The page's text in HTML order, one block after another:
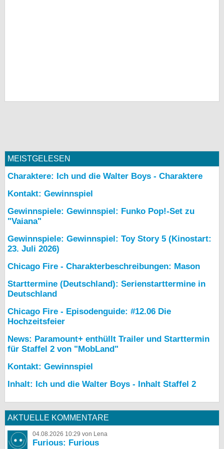
MEISTGELESEN
Charaktere: Ich und die Walter Boys - Charaktere
Kontakt: Gewinnspiel
Gewinnspiele: Gewinnspiel: Funko Pop!-Set zu
"Vaiana"
Gewinnspiele: Gewinnspiel: Toy Story 5 (Kinostart:
23. Juli 2026)
Chicago Fire - Charakterbeschreibungen: Mason
Starttermine (Deutschland): Serienstarttermine in
Deutschland
Chicago Fire - Episodenguide: #12.06 Die
Hochzeitsfeier
News: Paramount+ enthüllt Trailer und Starttermin
für Staffel 2 von "MobLand"
Kontakt: Gewinnspiel
Inhalt: Ich und die Walter Boys - Inhalt Staffel 2
AKTUELLE KOMMENTARE
04.08.2026 10:29 von Lena
Furious: Furious